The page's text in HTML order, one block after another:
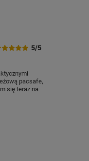
5/5
pacsafe,
się teraz na
i